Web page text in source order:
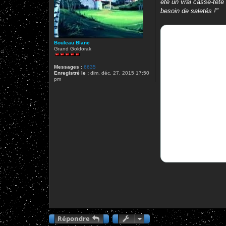
Bouleau Blanc
Grand Goldorak
Messages : 6635
Enregistré le : dim. déc. 27, 2015 17:50
pm
été un vrai casse-tête
besoin de saletés !"
Répondre